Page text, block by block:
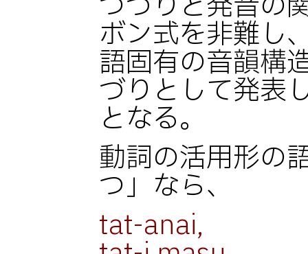
ボン式を非難し
語固有の音韻構
づりとして発表
となる。
動詞の活用形の
つ」なら、
tat-anai,